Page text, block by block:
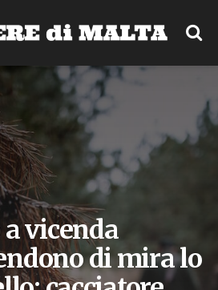
vicenda
di mira lo